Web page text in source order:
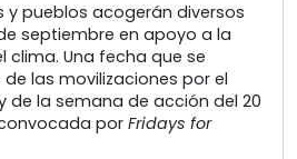
y pueblos acogerán diversos
septiembre en apoyo a la
clima. Una fecha que se
las movilizaciones por el
de la semana de acción del 20
porFridays for